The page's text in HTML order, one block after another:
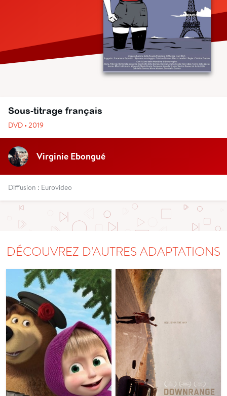
Sous-titrage français
DVD • 2019
Virginie Ebongué
Diffusion : Eurovideo
DÉCOUVREZ D'AUTRES ADAPTATIONS